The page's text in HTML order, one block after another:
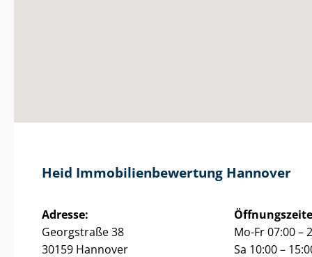
Heid Im­mo­bi­li­en­be­wer­tung Hannover
Adresse:
Georgstraße 38
30159 Hannover
Mo-Fr 07:00 –
Sa 10:00 –